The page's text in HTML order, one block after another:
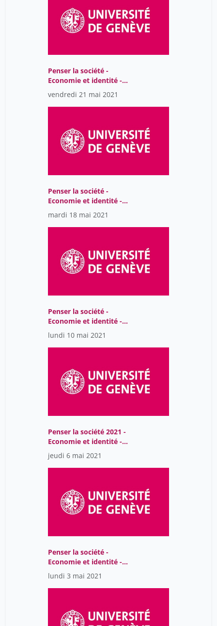
Penser la société -
Economie et identité -
Séance 5
vendredi 21 mai 2021
Penser la société -
Economie et identité -
Séance 4
mardi 18 mai 2021
Penser la société -
Economie et identité -
Séance 3
lundi 10 mai 2021
Penser la société 2021 -
Economie et identité -
Séance 2
jeudi 6 mai 2021
Penser la société -
Economie et identité -
Séance 1
lundi 3 mai 2021